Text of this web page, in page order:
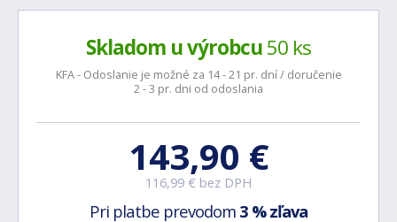
Skladom u výrobcu50 ks
KFA - Odoslanie je možné za 14 - 21 pr. dní / doručenie
2 - 3 pr. dni od odoslania
143,90 €
116,99 € bez DPH
Pri platbe prevodom 3 % zľava